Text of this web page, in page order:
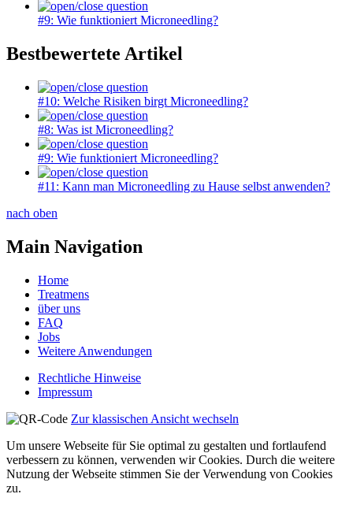
#9: Wie funktioniert Microneedling?
Bestbewertete Artikel
#10: Welche Risiken birgt Microneedling?
#8: Was ist Microneedling?
#9: Wie funktioniert Microneedling?
#11: Kann man Microneedling zu Hause selbst anwenden?
nach oben
Main Navigation
Home
Treatmens
über uns
FAQ
Jobs
Weitere Anwendungen
Rechtliche Hinweise
Impressum
Zur klassischen Ansicht wechseln
Um unsere Webseite für Sie optimal zu gestalten und fortlaufend
verbessern zu können, verwenden wir Cookies. Durch die weitere
Nutzung der Webseite stimmen Sie der Verwendung von Cookies
zu.